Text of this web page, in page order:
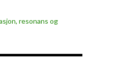
resonans og